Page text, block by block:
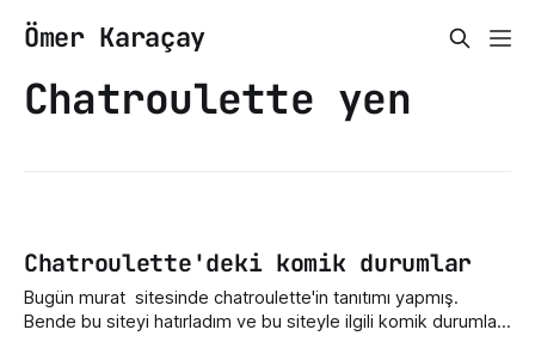
Ömer Karaçay
Chatroulette yen
Chatroulette'deki komik durumlar
Bugün murat sitesinde chatroulette'in tanıtımı yapmış.
Bende bu siteyi hatırladım ve bu siteyle ilgili komik durumlar